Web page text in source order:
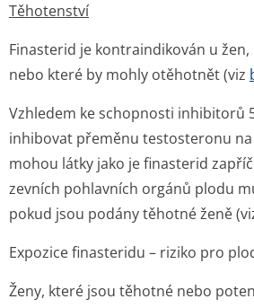
Těhotenství
Finasterid je kontraindikován u
nebo které by mohly otěhotnět (viz
Vzhledem ke schopnosti inhibitorů
inhibovat přeměnu testosteronu
mohou látky jako je finasterid
zevních pohlavních orgánů plodu
pokud jsou podány těhotné ženě
Expozice finasteridu – riziko pro
Ženy, které jsou těhotné nebo